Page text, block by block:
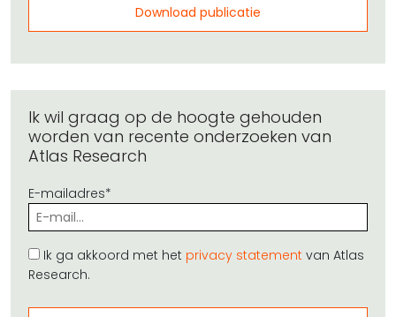
Download publicatie
Ik wil graag op de hoogte gehouden
worden van recente onderzoeken van
Atlas Research
E-mailadres*
Ik ga akkoord met het privacy statement van Atlas
Research.